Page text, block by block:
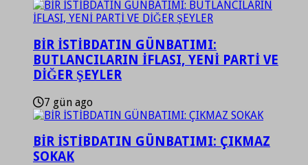
BİR İSTİBDATIN GÜNBATIMI:
BUTLANCILARIN İFLASI, YENİ PARTİ VE
DİĞER ŞEYLER
7 gün ago
BİR İSTİBDATIN GÜNBATIMI: ÇIKMAZ
SOKAK